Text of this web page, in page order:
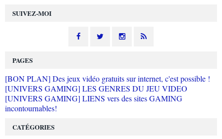
SUIVEZ-MOI
PAGES
[BON PLAN] Des jeux vidéo gratuits sur internet, c'est possible !
[UNIVERS GAMING] LES GENRES DU JEU VIDEO
[UNIVERS GAMING] LIENS vers des sites GAMING
incontournables!
CATÉGORIES